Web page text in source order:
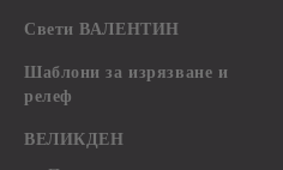
Свети ВАЛЕНТИН
Шаблони за изрязване и
релеф
ВЕЛИКДЕН